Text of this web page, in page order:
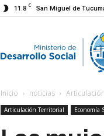
11.8 C San Miguel de
Inicio noticias
Articulación Territorial Economía